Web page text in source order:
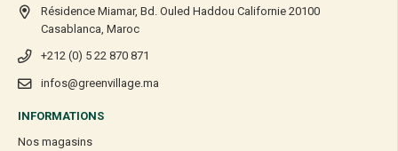
Résidence Miamar, Bd. Ouled Haddou Californie 20100
Casablanca, Maroc
+212 (0) 5 22 870 871
infos@greenvillage.ma
INFORMATIONS
Nos magasins